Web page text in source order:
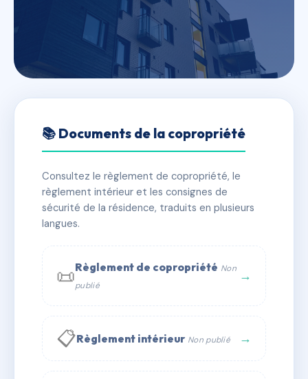
5 rue Gauthier
✓ Immatriculée 🏠 44 lots 🏗 1 bâtiment(s)
📞 Contacter Syndic Digital
📚 Documents de la copropriété
Consultez le règlement de copropriété, le
règlement intérieur et les consignes de
sécurité de la résidence, traduits en plusieurs
langues.
📜Règlement de copropriété Non
publié
→
📋Règlement intérieur Non publié →